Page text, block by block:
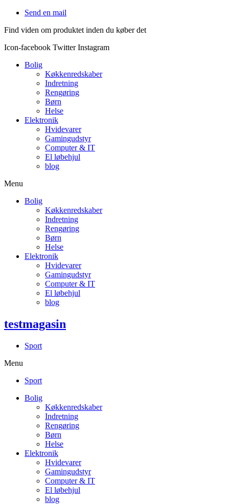
Videre
indhold
Send en mail
Find viden om produktet inden du køber det
Icon-facebook Twitter Instagram
Bolig
Køkkenredskaber
Indretning
Rengøring
Børn
Helse
Elektronik
Hvidevarer
Gamingudstyr
Computer & IT
El løbehjul
blog
Menu
Bolig
Køkkenredskaber
Indretning
Rengøring
Børn
Helse
Elektronik
Hvidevarer
Gamingudstyr
Computer & IT
El løbehjul
blog
testmagasin
Sport
Menu
Sport
Bolig
Køkkenredskaber
Indretning
Rengøring
Børn
Helse
Elektronik
Hvidevarer
Gamingudstyr
Computer & IT
El løbehjul
blog